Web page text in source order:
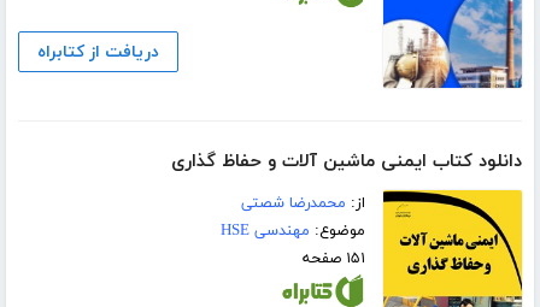
دریافت از کتابراه
دانلود کتاب ایمنی ماشین آلات و حفاظ گذاری
از: محمدرضا شصتی
موضوع: مهندسی HSE
۱۵۱ صفحه